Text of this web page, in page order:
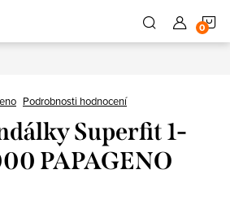
Podrobnosti hodnocení
Superfit 1-
PAPAGENO